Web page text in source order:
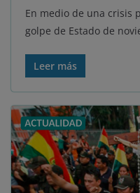
En medio de una crisis
golpe de Estado de
Leer más